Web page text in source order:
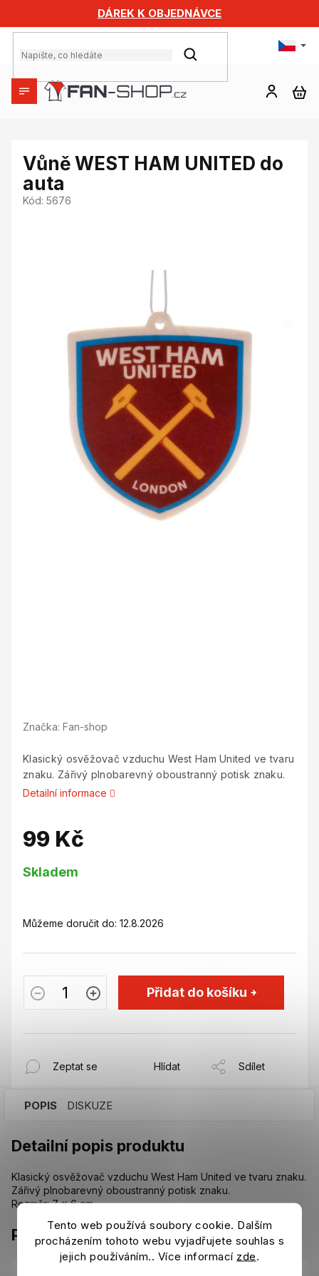
Tento web používá soubory cookie. Dalším
procházením tohoto webu vyjadřujete souhlas s
jejich používáním.. Více informací zde.
obsah
DÁREK K OBJEDNÁVCE
HLEDAT
Vůně WEST HAM UNITED do
auta
Kód: 5676
Značka: Fan-shop
Klasický osvěžovač vzduchu West Ham United ve tvaru
znaku. Zářivý plnobarevný oboustranný potisk znaku.
Detailní informace
99 Kč
cena:
Skladem
Můžeme doručit do: 12.8.2026
Přidat do košíku
Zeptat se Hlídat Sdílet
POPIS DISKUZE
Detailní popis produktu
Klasický osvěžovač vzduchu West Ham United ve tvaru znaku.
Zářivý plnobarevný oboustranný potisk znaku.
Rozměr: 7 x 6 cm.
Parametry